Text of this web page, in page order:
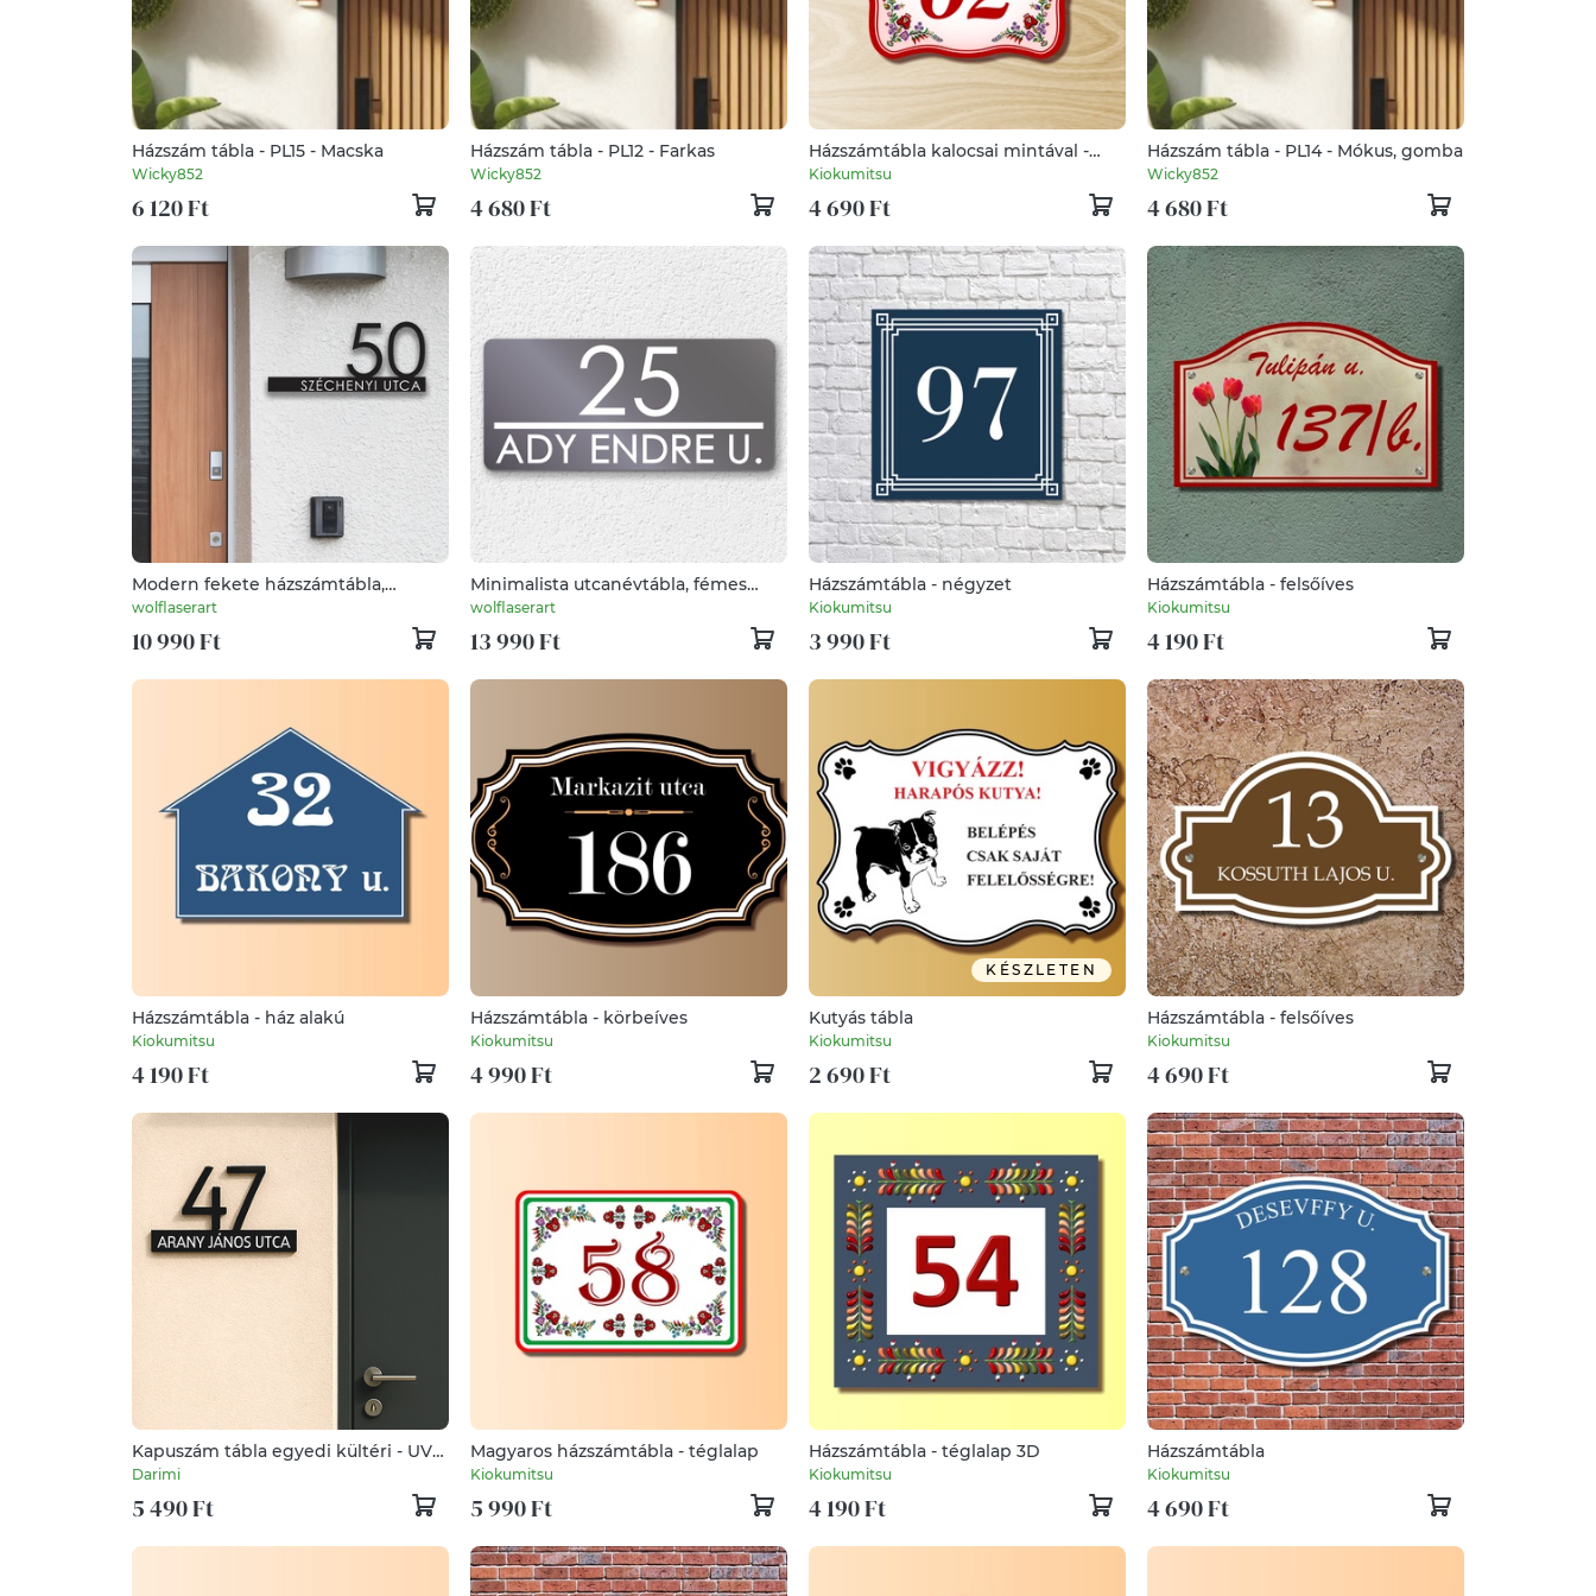
Házszám tábla - PL15 - Macska
Wicky852
6 120 Ft
Házszám tábla - PL12 - Farkas
Wicky852
4 680 Ft
Házszámtábla kalocsai mintával -
körbeíves
Kiokumitsu
4 690 Ft
Házszám tábla - PL14 - Mókus, gomba
Wicky852
4 680 Ft
Modern fekete házszámtábla,
minimalista gravírozott utcanévtábla
wolflaserart
10 990 Ft
Minimalista utcanévtábla, fémes
modern gravírozott házszámtábla,
wolflaserart
13 990 Ft
Házszámtábla - négyzet
Kiokumitsu
3 990 Ft
Házszámtábla - felsőíves
Kiokumitsu
4 190 Ft
Házszámtábla - ház alakú
Kiokumitsu
4 190 Ft
Házszámtábla - körbeíves
Kiokumitsu
4 990 Ft
KÉSZLETEN
Kutyás tábla
Kiokumitsu
2 690 Ft
Házszámtábla - felsőíves
Kiokumitsu
4 690 Ft
Kapuszám tábla egyedi kültéri - UV-
álló ASA kapura szerelhető házszám,
ragasztható, minden kapuanyaghoz
Darimi
5 490 Ft
Magyaros házszámtábla - téglalap
Kiokumitsu
5 990 Ft
Házszámtábla - téglalap 3D
Kiokumitsu
4 190 Ft
Házszámtábla
Kiokumitsu
4 690 Ft